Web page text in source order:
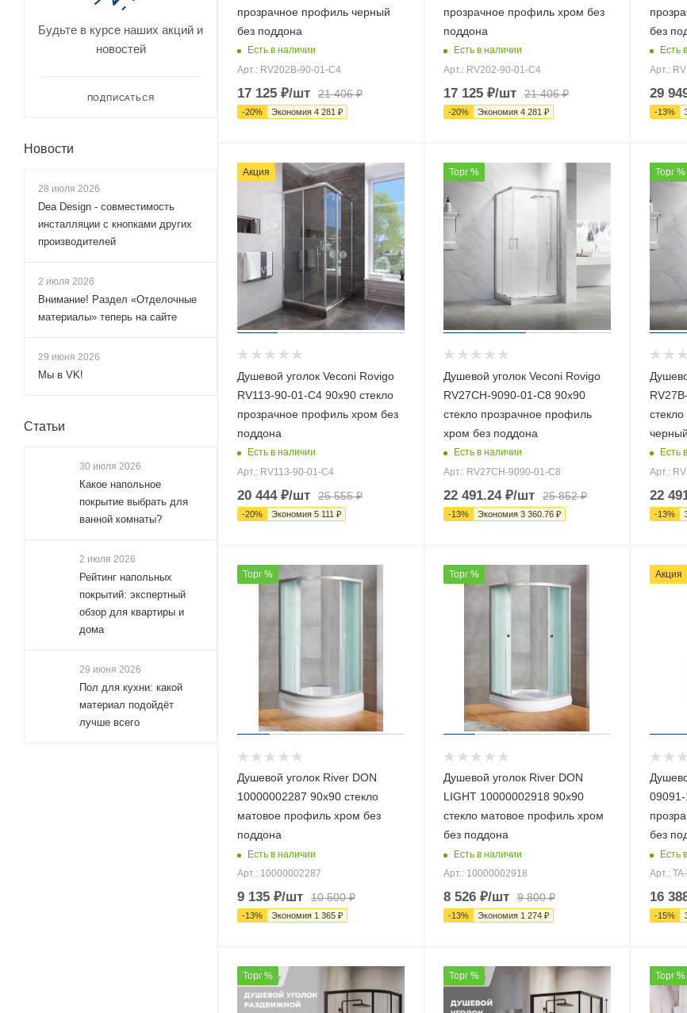
прозрачное профиль черный
без поддона
Есть в наличии
Арт.: RV202B-90-01-C4
17 125 ₽/шт 21 406₽
-20% Экономия 4 281 ₽
прозрачное профиль хром без
поддона
Есть в наличии
Арт.: RV202-90-01-C4
17 125₽/шт 21 406₽
-20% Экономия 4 281 ₽
без
Есть
Арт.:
29
-13%
Акция
Душевой уголок Veconi Rovigo
RV113-90-01-C4 90х90 стекло
прозрачное профиль хром без
поддона
Есть в наличии
Арт.: RV113-90-01-C4
20 444₽/шт 25 555₽
-20% Экономия 5 111 ₽
Торг %
Душевой уголок Veconi Rovigo
RV27CH-9090-01-C8 90х90
стекло прозрачное профиль
хром без поддона
Есть в наличии
Арт.: RV27CH-9090-01-C8
22 491.24₽/шт 25 852₽
-13% Экономия 3 360.76₽
Торг %
Есть
Арт.:
22
-13%
Торг %
Душевой уголок River DON
10000002287 90х90 стекло
матовое профиль хром без
поддона
Есть в наличии
Арт.: 10000002287
9 135 ₽/шт 10 500₽
-13% Экономия 1 365 ₽
Торг %
Душевой уголок River DON
LIGHT 10000002918 90х90
стекло матовое профиль хром
без поддона
Есть в наличии
Арт.: 10000002918
8 526₽/шт 9 800₽
-13% Экономия 1 274₽
Акция
09091-
без
Есть
Арт.:
16
-15%
Торг % Торг % Торг %
1
125x110 (3)
125x80 (
125x90 (95)
125x95 (93)
130x105 (
130x110 (16)
130x125 (
130x130 (
130x80 (257)
130x85 (100)
130x95 (93)
135x100 (95)
135x70 (95
135x80 (95)
Будьте в курсе наших акций и
новостей
ПОДПИСАТЬСЯ
Новости
28 июля 2026
Dea Design - совместимость
инсталляции с кнопками других
производителей
2 июля 2026
Внимание! Раздел «Отделочные
материалы» теперь на сайте
29 июня 2026
Мы в VK!
Статьи
30 июля 2026
Какое напольное
покрытие выбрать для
ванной комнаты?
2 июля 2026
Рейтинг напольных
покрытий: экспертный
обзор для квартиры и
дома
29 июня 2026
Пол для кухни: какой
материал подойдёт
лучше всего